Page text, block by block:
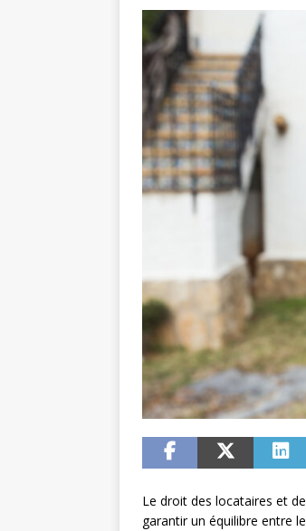
Le droit des locataires et
garantir un équilibre entre